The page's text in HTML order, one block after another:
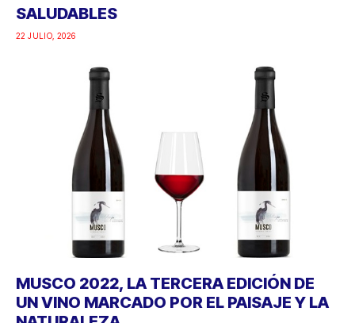
SALUDABLES
22 JULIO, 2026
MUSCO 2022, LA TERCERA EDICIÓN DE
UN VINO MARCADO POR EL PAISAJE Y LA